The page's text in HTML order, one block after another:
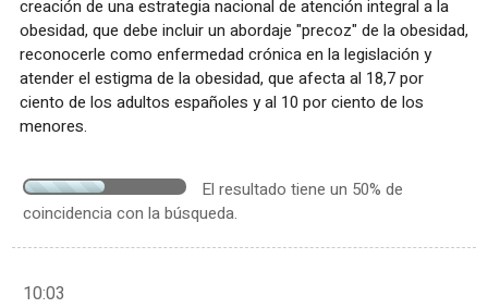
creación de una estrategia nacional de atención integral a la
obesidad, que debe incluir un abordaje "precoz" de la obesidad,
reconocerle como enfermedad crónica en la legislación y
atender el estigma de la obesidad, que afecta al 18,7 por
ciento de los adultos españoles y al 10 por ciento de los
menores.
El resultado tiene un 50% de
coincidencia con la búsqueda.
10:03